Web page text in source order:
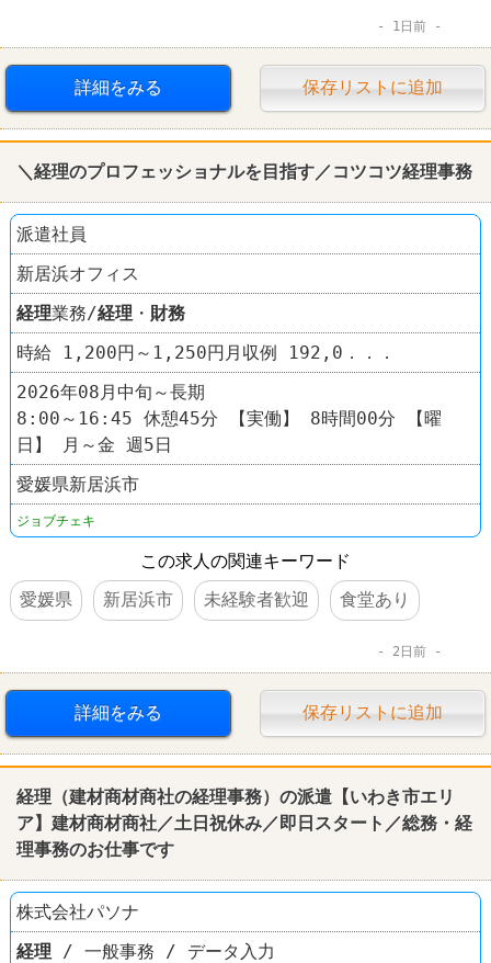
1日前
詳細をみる 保存リストに追加
＼ 経理のプロフェッショナルを目指す／コツコツ経理事務
派遣社員
新居浜オフィス
経理業務/経理 ・ 財務
時給 1,200円～1,250円月収例 192,0．．．
2026年08月中旬～長期
8:00～16:45 休憩45分 【実働】 8時間00分 【曜
日】 月～金 週5日
愛媛県新居浜市
ジョブチェキ
この求人の関連キーワード
愛媛県
新居浜市 未経験者歓迎 食堂あり
2日前
詳細をみる 保存リストに追加
経理 （建材商材商社の経理事務）の派遣【いわき市エリ
ア】建材商材商社／土日祝休み／即日スタート／総務・ 経
理事務のお仕事です
株式会社パソナ
経理 / 一般事務 / データ入力